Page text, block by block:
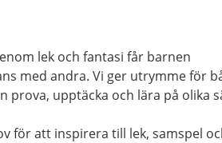
lek och fantasi får barnen
med andra. Vi ger utrymme för
prova, upptäcka och lära på olika
för att inspirera till lek, samspel